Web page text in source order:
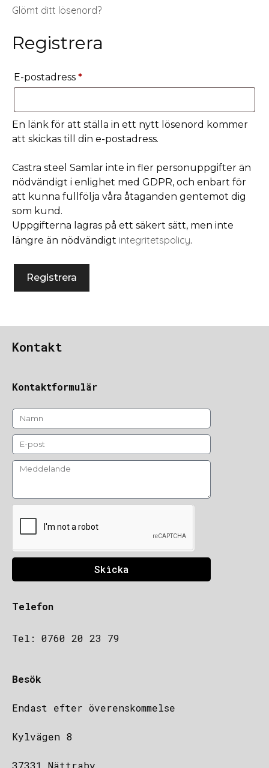
Glömt ditt lösenord?
Registrera
E-postadress *
En länk för att ställa in ett nytt lösenord kommer
att skickas till din e-postadress.
Castra steel Samlar inte in fler personuppgifter än
nödvändigt i enlighet med GDPR, och enbart för
att kunna fullfölja våra åtaganden gentemot dig
som kund.
Uppgifterna lagras på ett säkert sätt, men inte
längre än nödvändigt integritetspolicy.
Registrera
Kontakt
Kontaktformulär
Skicka
Telefon
Tel: 0760 20 23 79
Besök
Endast efter överenskommelse
Kylvägen 8
37331 Nättraby